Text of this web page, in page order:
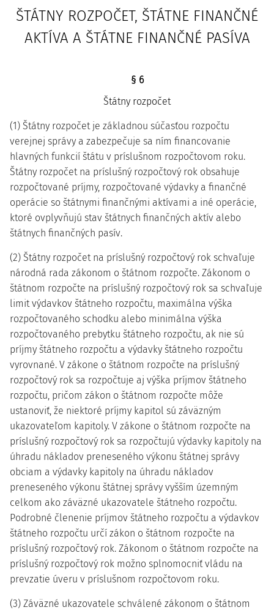
ŠTÁTNY ROZPOČET, ŠTÁTNE FINANČNÉ
AKTÍVA A ŠTÁTNE FINANČNÉ PASÍVA
§ 6
Štátny rozpočet
(1) Štátny rozpočet je základnou súčasťou rozpočtu
verejnej správy a zabezpečuje sa ním financovanie
hlavných funkcií štátu v príslušnom rozpočtovom roku.
Štátny rozpočet na príslušný rozpočtový rok obsahuje
rozpočtované príjmy, rozpočtované výdavky a finančné
operácie so štátnymi finančnými aktívami a iné operácie,
ktoré ovplyvňujú stav štátnych finančných aktív alebo
štátnych finančných pasív.
(2) Štátny rozpočet na príslušný rozpočtový rok schvaľuje
národná rada zákonom o štátnom rozpočte. Zákonom o
štátnom rozpočte na príslušný rozpočtový rok sa schvaľuje
limit výdavkov štátneho rozpočtu, maximálna výška
rozpočtovaného schodku alebo minimálna výška
rozpočtovaného prebytku štátneho rozpočtu, ak nie sú
príjmy štátneho rozpočtu a výdavky štátneho rozpočtu
vyrovnané. V zákone o štátnom rozpočte na príslušný
rozpočtový rok sa rozpočtuje aj výška príjmov štátneho
rozpočtu, pričom zákon o štátnom rozpočte môže
ustanoviť, že niektoré príjmy kapitol sú záväzným
ukazovateľom kapitoly. V zákone o štátnom rozpočte na
príslušný rozpočtový rok sa rozpočtujú výdavky kapitoly na
úhradu nákladov preneseného výkonu štátnej správy
obciam a výdavky kapitoly na úhradu nákladov
preneseného výkonu štátnej správy vyšším územným
celkom ako záväzné ukazovatele štátneho rozpočtu.
Podrobné členenie príjmov štátneho rozpočtu a výdavkov
štátneho rozpočtu určí zákon o štátnom rozpočte na
príslušný rozpočtový rok. Zákonom o štátnom rozpočte na
príslušný rozpočtový rok možno splnomocniť vládu na
prevzatie úveru v príslušnom rozpočtovom roku.
(3) Záväzné ukazovatele schválené zákonom o štátnom